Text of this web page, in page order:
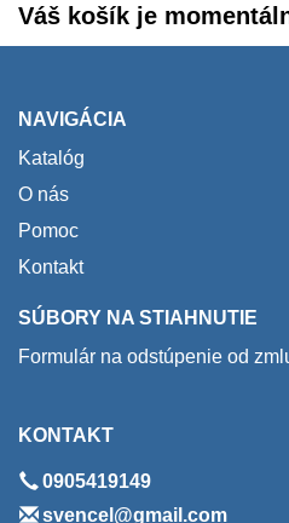
Váš košík je
NAVIGÁCIA
Katalóg
O nás
Pomoc
Kontakt
SÚBORY NA STIAHNUTIE
Formulár na odstúpenie od
KONTAKT
0905419149
svencel@gmail.com